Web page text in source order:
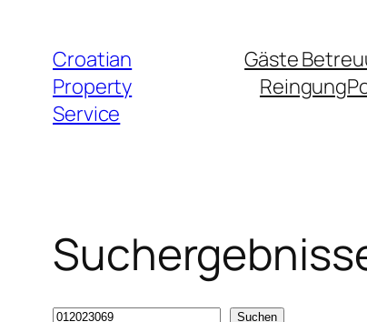
Inhalt
springen
Croatian
Property
Service
Gäste
Reingung
Suchen